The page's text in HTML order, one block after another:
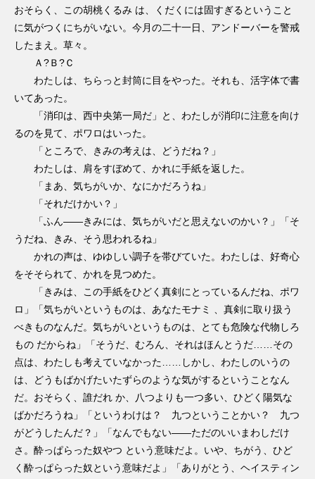
おそらく、この胡桃くるみ は、くだくには固すぎるということ
に気がつくにちがいない。今月の二十一日、アンドーバーを警戒
したまえ。草々。
Ａ?Ｂ?Ｃ
わたしは、ちらっと封筒に目をやった。それも、活字体で書
いてあった。
「消印は、西中央第一局だ」と、わたしが消印に注意を向け
るのを見て、ポワロはいった。
「ところで、きみの考えは、どうだね？」
わたしは、肩をすぼめて、かれに手紙を返した。
「まあ、気ちがいか、なにかだろうね」
「それだけかい？」
「ふん――きみには、気ちがいだと思えないのかい？」「そ
うだね、きみ、そう思われるね」
かれの声は、ゆゆしい調子を帯びていた。わたしは、好奇心
をそそられて、かれを見つめた。
「きみは、この手紙をひどく真剣にとっているんだね、ポワ
ロ」「気ちがいというものは、あなたモナミ 、真剣に取り扱う
べきものなんだ。気ちがいというものは、とても危険な代物しろ
もの だからね」「そうだ、むろん、それはほんとうだ……その
点は、わたしも考えていなかった……しかし、わたしのいうの
は、どうもばかげたいたずらのような気がするということなん
だ。おそらく、誰だれ か、八つよりも一つ多い、ひどく陽気な
ばかだろうね」「というわけは？ 九つということかい？ 九つ
がどうしたんだ？」「なんでもない――ただのいいまわしだけ
さ。酔っぱらった奴やつ という意味だよ。いや、ちがう、ひど
く酔っぱらった奴という意味だよ」「ありがとう、ヘイスティン